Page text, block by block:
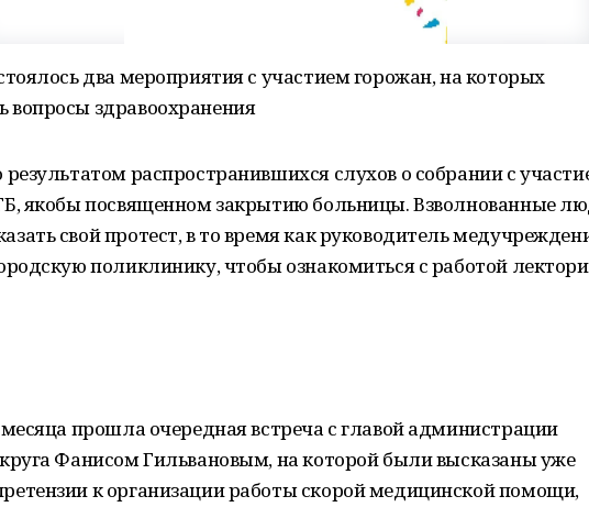
два мероприятия с участием горожан, на которых
вопросы здравоохранения
результатом распространившихся слухов о собрании с
якобы посвященном закрытию больницы. Взволнованные
свой протест, в то время как руководитель
поликлинику, чтобы ознакомиться с работой
прошла очередная встреча с главой администрации
Фанисом Гильвановым, на которой были высказаны уже
к организации работы скорой медицинской помощи,